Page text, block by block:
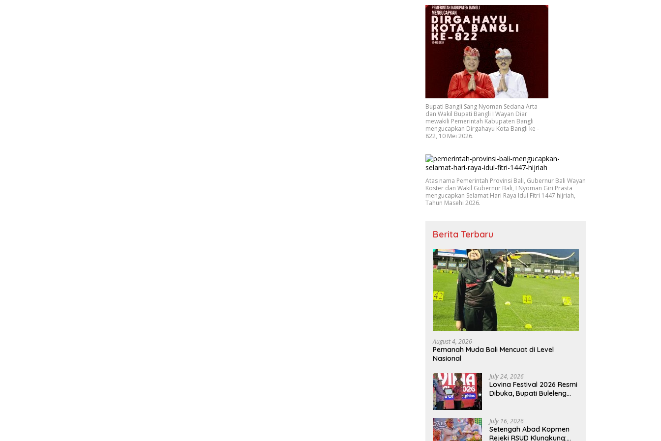
Bupati Bangli Sang Nyoman Sedana Arta
dan Wakil Bupati Bangli I Wayan Diar
mewakili Pemerintah Kabupaten Bangli
mengucapkan Dirgahayu Kota Bangli ke -
822, 10 Mei 2026.
Atas nama Pemerintah Provinsi Bali, Gubernur Bali Wayan
Koster dan Wakil Gubernur Bali, I Nyoman Giri Prasta
mengucapkan Selamat Hari Raya Idul Fitri 1447 hijriah,
Tahun Masehi 2026.
Berita Terbaru
August 4, 2026
Pemanah Muda Bali Mencuat di Level
Nasional
July 24, 2026
Lovina Festival 2026 Resmi
Dibuka, Bupati Buleleng
July 16, 2026
Setengah Abad Kopmen
Rejeki RSUD Klungkung: